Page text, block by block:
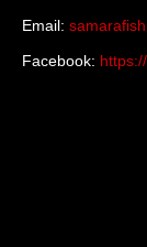
Email:
Facebook: